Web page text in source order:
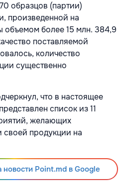
образцов (партии)
произведенной на
объемом более 15 млн. 384,9
поставляемой
количество
существенно
что в настоящее
список из 11
желающих
своей продукции на
Point.md в Google